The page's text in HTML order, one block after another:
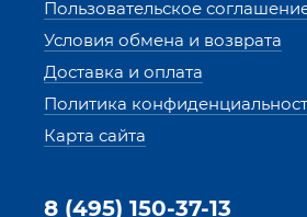
Пользовательское
Условия обмена и возврата
Доставка и оплата
Политика
Карта сайта
8 (495) 150-37-13